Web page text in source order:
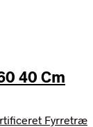
40 Cm